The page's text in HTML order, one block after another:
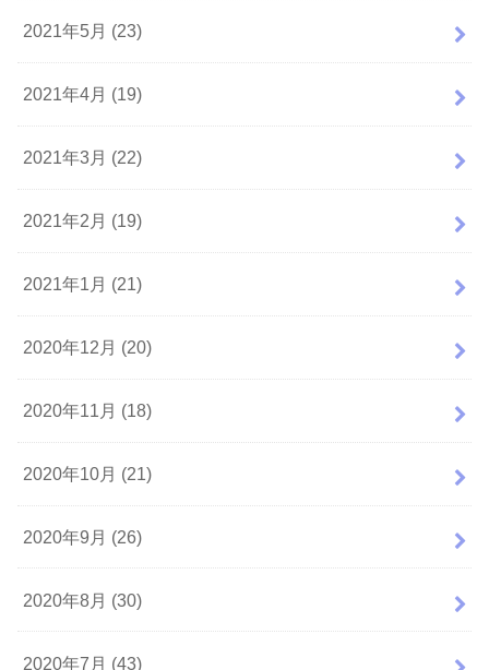
2021年5月 (23)
2021年4月 (19)
2021年3月 (22)
2021年2月 (19)
2021年1月 (21)
2020年12月 (20)
2020年11月 (18)
2020年10月 (21)
2020年9月 (26)
2020年8月 (30)
2020年7月 (43)